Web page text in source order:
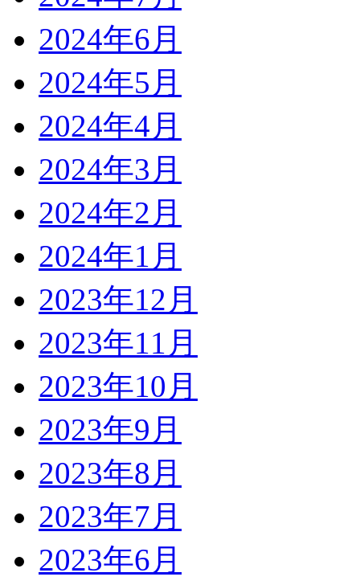
2024年6月
2024年5月
2024年4月
2024年3月
2024年2月
2024年1月
2023年12月
2023年11月
2023年10月
2023年9月
2023年8月
2023年7月
2023年6月